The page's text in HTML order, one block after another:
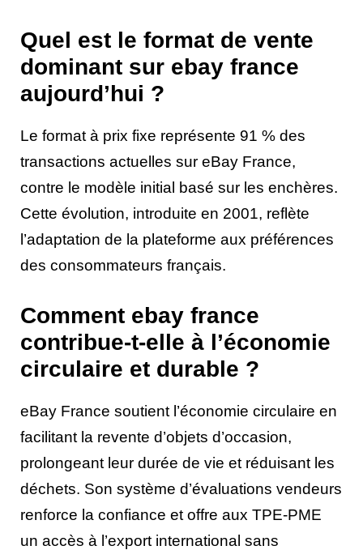
Quel est le format de vente
dominant sur ebay france
aujourd’hui ?
Le format à prix fixe représente 91 % des
transactions actuelles sur eBay France,
contre le modèle initial basé sur les enchères.
Cette évolution, introduite en 2001, reflète
l’adaptation de la plateforme aux préférences
des consommateurs français.
Comment ebay france
contribue-t-elle à l’économie
circulaire et durable ?
eBay France soutient l’économie circulaire en
facilitant la revente d’objets d’occasion,
prolongeant leur durée de vie et réduisant les
déchets. Son système d’évaluations vendeurs
renforce la confiance et offre aux TPE-PME
un accès à l’export international sans